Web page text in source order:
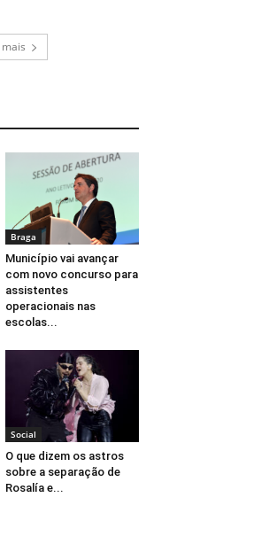
Braga
Município vai avançar
com novo concurso para
assistentes
operacionais nas
escolas...
Social
O que dizem os astros
sobre a separação de
Rosalía e...